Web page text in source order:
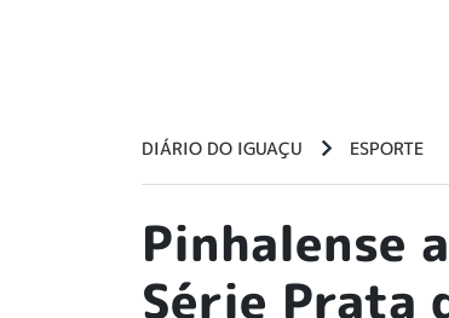
DIÁRIO DO IGUAÇU ESPORTE
Pinhalense
Série Prata